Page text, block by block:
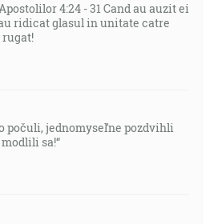
4:24 - 31 Cand au auzit ei
ridicat glasul in unitate catre
rugat!
počuli, jednomyseľne pozdvihli
sa!“